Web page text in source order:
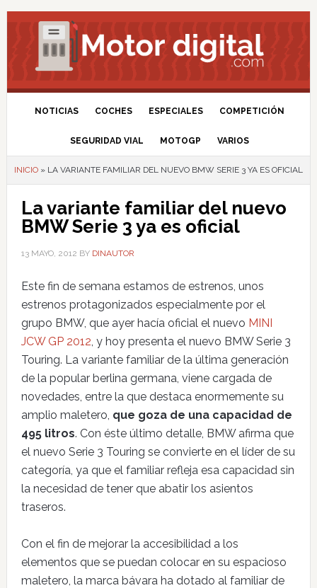
NOTICIAS COCHES ESPECIALES COMPETICIÓN
SEGURIDAD VIAL MOTOGP VARIOS
INICIO» LA VARIANTE FAMILIAR DEL NUEVO BMW SERIE 3 YA ES OFICIAL
La variante familiar del nuevo
BMW Serie 3 ya es oficial
13 MAYO, 2012 BY DINAUTOR
Este fin de semana estamos de estrenos, unos
estrenos protagonizados especialmente por el
grupo BMW, que ayer hacía oficial el nuevo MINI
JCW GP 2012, y hoy presenta el nuevo BMW Serie 3
Touring. La variante familiar de la última generación
de la popular berlina germana, viene cargada de
novedades, entre la que destaca enormemente su
amplio maletero, que goza de una capacidad de
495 litros. Con éste último detalle, BMW afirma que
el nuevo Serie 3 Touring se convierte en el líder de su
categoría, ya que el familiar refleja esa capacidad sin
la necesidad de tener que abatir los asientos
traseros.
Con el fin de mejorar la accesibilidad a los
elementos que se puedan colocar en su espacioso
maletero, la marca bávara ha dotado al familiar de